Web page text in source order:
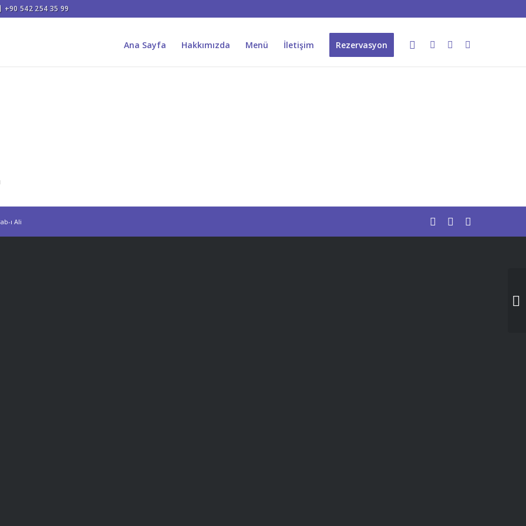
+90 542 254 35 99
Ana Sayfa Hakkımızda Menü İletişim Rezervasyon
ı Ali